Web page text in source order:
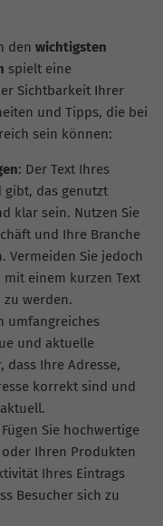
den wichtigsten
spielt eine
Sichtbarkeit Ihrer
und Tipps, die bei
sein können:
: Der Text Ihres
gibt, das genutzt
klar sein. Nutzen Sie
und Ihre Branche
Vermeiden Sie jedoch
einem kurzen Text
zu werden.
umfangreiches
und aktuelle
dass Ihre Adresse,
korrekt sind und
Fügen Sie hochwertige
Ihren Produkten
Ihres Eintrags
Besucher sich zu